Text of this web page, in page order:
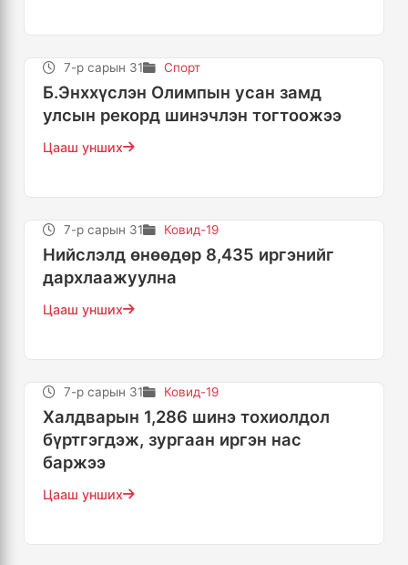
7-р сарын 31 Спорт
Б.Энххүслэн Олимпын усан замд
улсын рекорд шинэчлэн тогтоожээ
Цааш унших
7-р сарын 31 Ковид-19
Нийслэлд өнөөдөр 8,435 иргэнийг
дархлаажуулна
Цааш унших
7-р сарын 31 Ковид-19
Халдварын 1,286 шинэ тохиолдол
бүртгэгдэж, зургаан иргэн нас
баржээ
Цааш унших